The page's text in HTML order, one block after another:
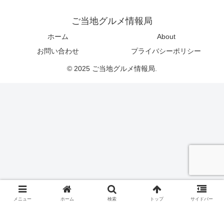
ご当地グルメ情報局
ホーム
About
お問い合わせ
プライバシーポリシー
© 2025 ご当地グルメ情報局.
メニュー ホーム 検索 トップ サイドバー